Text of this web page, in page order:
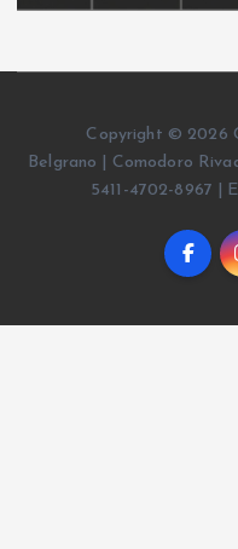
Copyright © 2026
Belgrano | Comodoro
5411-4702-8967 |